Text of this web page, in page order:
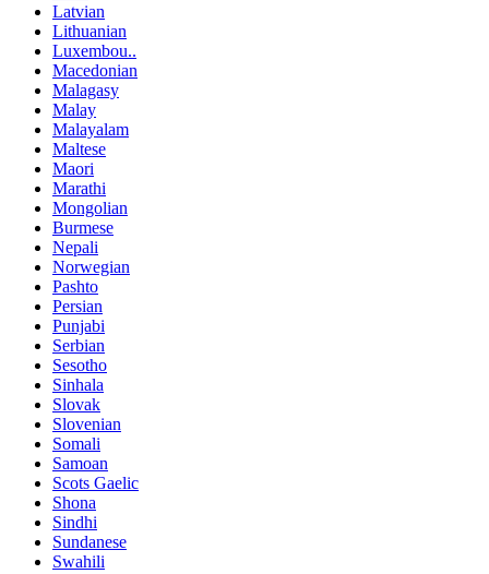
Latvian
Lithuanian
Luxembou..
Macedonian
Malagasy
Malay
Malayalam
Maltese
Maori
Marathi
Mongolian
Burmese
Nepali
Norwegian
Pashto
Persian
Punjabi
Serbian
Sesotho
Sinhala
Slovak
Slovenian
Somali
Samoan
Scots Gaelic
Shona
Sindhi
Sundanese
Swahili